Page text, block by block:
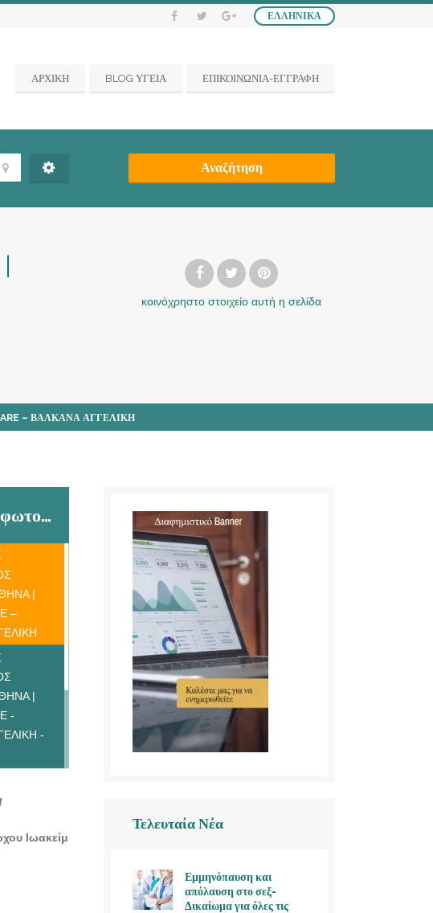
ΕΛΛΗΝΙΚΆ
ΑΡΧΙΚΗ BLOG ΥΓΕΙΑ ΕΠΙΚΟΙΝΩΝΙΑ-ΕΓΓΡΑΦΗ
Αναζήτηση
κοινόχρηστο στοιχείο αυτή η σελίδα
– ΒΑΛΚΑΝΑ ΑΓΓΕΛΙΚΗ
Συλλογή φωτογραφιών
|
–
|
-
-
-
Ιωακείμ
Τελευταία Νέα
Εμμηνόπαυση και
απόλαυση στο σεξ-
Δικαίωμα για όλες τις